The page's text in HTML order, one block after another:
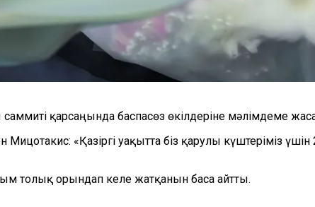
қарсаңында баспасөз өкілдеріне мәлімдеме
«Қазіргі уақытта біз қарулы күштеріміз
толық орындап келе жатқанын баса айтты.